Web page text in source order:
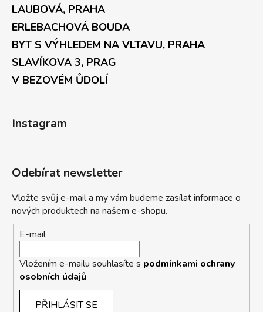
LAUBOVÁ, PRAHA
ERLEBACHOVÁ BOUDA
BYT S VÝHLEDEM NA VLTAVU, PRAHA
SLAVÍKOVA 3, PRAG
V BEZOVÉM ŮDOLÍ
Instagram
Odebírat newsletter
Vložte svůj e-mail a my vám budeme zasílat informace o
nových produktech na našem e-shopu.
E-mail
Vložením e-mailu souhlasíte s podmínkami ochrany
osobních údajů
PŘIHLÁSIT SE